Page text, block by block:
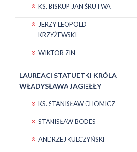
KS. BISKUP JAN ŚRUTWA
JERZY LEOPOLD
KRZYŻEWSKI
WIKTOR ZIN
LAUREACI STATUETKI KRÓLA
WŁADYSŁAWA JAGIEŁŁY
KS. STANISŁAW CHOMICZ
STANISŁAW BODES
ANDRZEJ KULCZYŃSKI